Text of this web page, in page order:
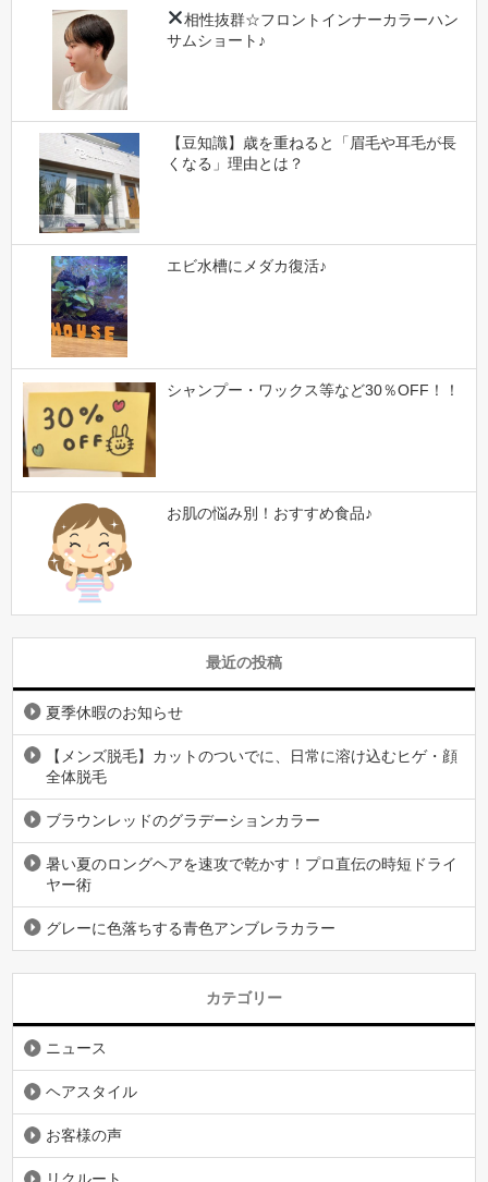
相性抜群☆フロントインナーカラーハン
サムショート♪
【豆知識】歳を重ねると「眉毛や耳毛が長
くなる」理由とは？
エビ水槽にメダカ復活♪
シャンプー・ワックス等など30％OFF！！
お肌の悩み別！おすすめ食品♪
最近の投稿
夏季休暇のお知らせ
【メンズ脱毛】カットのついでに、日常に溶け込むヒゲ・顔
全体脱毛
ブラウンレッドのグラデーションカラー
暑い夏のロングヘアを速攻で乾かす！プロ直伝の時短ドライ
ヤー術
グレーに色落ちする青色アンブレラカラー
カテゴリー
ニュース
ヘアスタイル
お客様の声